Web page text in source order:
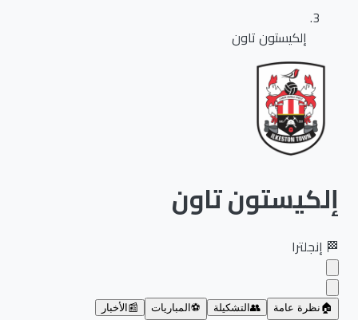
إلكيستون تاون
إلكيستون تاون
إنجلترا
نظرة عامة 👥 التشكيلة ⚽ المباريات 📰 الأخبار